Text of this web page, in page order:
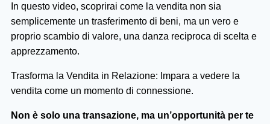
In questo video, scoprirai come la vendita non sia
semplicemente un trasferimento di beni, ma un vero e
proprio scambio di valore, una danza reciproca di scelta e
apprezzamento.
Trasforma la Vendita in Relazione: Impara a vedere la
vendita come un momento di connessione.
Non è solo una transazione, ma un’opportunità per te